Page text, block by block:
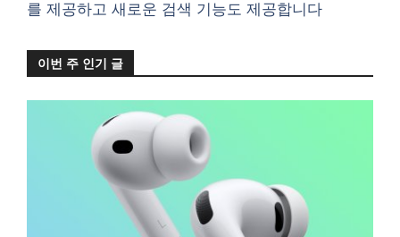
를 제공하고 새로운 검색 기능도 제공합니다
이번 주 인기 글